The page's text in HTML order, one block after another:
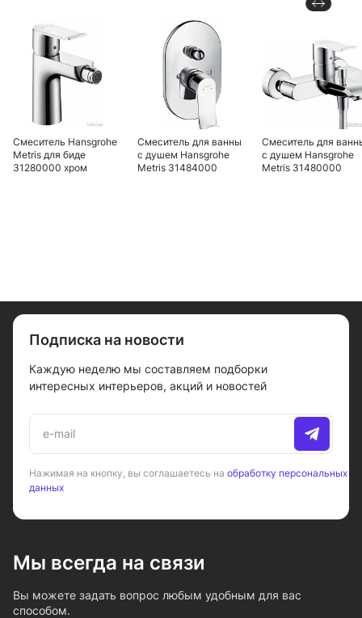
Смеситель Hansgrohe
Metris для биде
31280000 хром
Смеситель для ванны
с душем Hansgrohe
Metris 31484000
Смеситель для
с душем Hansgrohe
Metris 31480000
Подписка на новости
Каждую неделю мы составляем подборки
интересных интерьеров, акций и новостей
Нажимая на кнопку, вы соглашаетесь на обработку персональных
данных
Мы всегда на связи
Вы можете задать вопрос любым удобным для вас
способом.